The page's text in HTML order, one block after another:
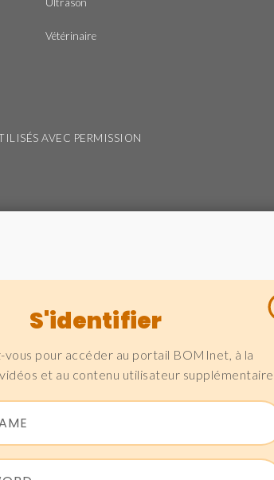
Vétérinaire
AVEC PERMISSION
S'identifier
vous pour accéder au portail BOMInet, à la
et au contenu utilisateur